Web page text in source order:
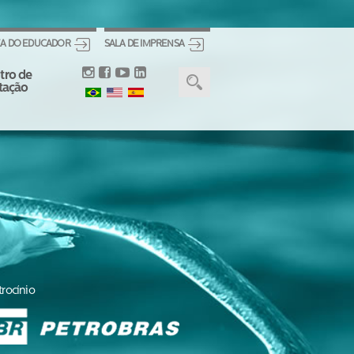
SALA DE IMPRENSA
DO EDUCADOR
de